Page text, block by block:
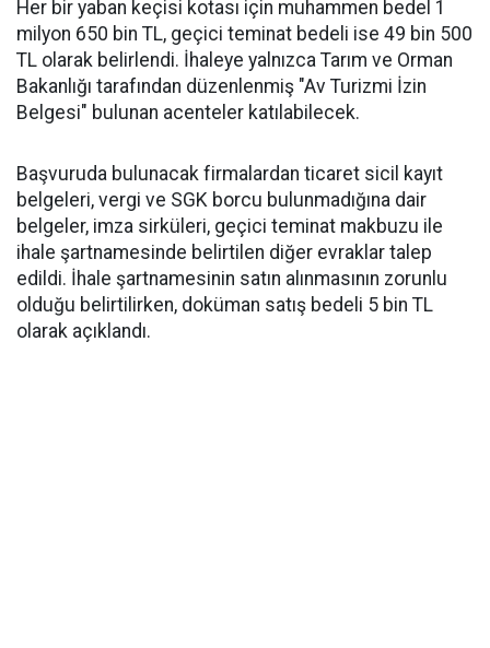
Her bir yaban keçisi kotası için muhammen bedel 1
milyon 650 bin TL, geçici teminat bedeli ise 49 bin 500
TL olarak belirlendi. İhaleye yalnızca Tarım ve Orman
Bakanlığı tarafından düzenlenmiş "Av Turizmi İzin
Belgesi" bulunan acenteler katılabilecek.
Başvuruda bulunacak firmalardan ticaret sicil kayıt
belgeleri, vergi ve SGK borcu bulunmadığına dair
belgeler, imza sirküleri, geçici teminat makbuzu ile
ihale şartnamesinde belirtilen diğer evraklar talep
edildi. İhale şartnamesinin satın alınmasının zorunlu
olduğu belirtilirken, doküman satış bedeli 5 bin TL
olarak açıklandı.